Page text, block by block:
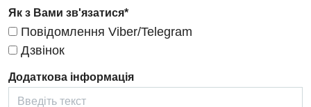
Мамологія
Медична психологія
Неврологія
Нейрохірургія
Як з Вами зв'язатися*
Повідомлення Viber/Telegram
Дзвінок
Додаткова інформація